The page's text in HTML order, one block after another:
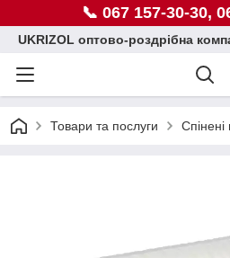
📞 067 157-30-30,
UKRIZOL оптово-роздрібна
Товари та послуги Спінені